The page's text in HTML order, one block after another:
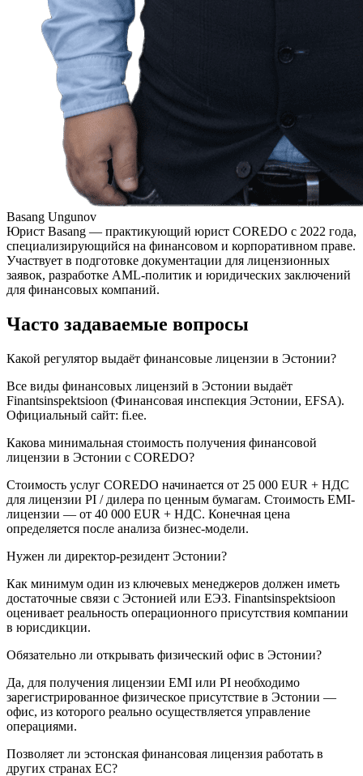
Basang Ungunov
Юрист Basang — практикующий юрист COREDO с 2022 года,
специализирующийся на финансовом и корпоративном праве.
Участвует в подготовке документации для лицензионных
заявок, разработке AML-политик и юридических заключений
для финансовых компаний.
Часто задаваемые вопросы
Какой регулятор выдаёт финансовые лицензии в Эстонии?
Все виды финансовых лицензий в Эстонии выдаёт
Finantsinspektsioon (Финансовая инспекция Эстонии, EFSA).
Официальный сайт: fi.ee.
Какова минимальная стоимость получения финансовой
лицензии в Эстонии с COREDO?
Стоимость услуг COREDO начинается от 25 000 EUR + НДС
для лицензии PI / дилера по ценным бумагам. Стоимость EMI-
лицензии — от 40 000 EUR + НДС. Конечная цена
определяется после анализа бизнес-модели.
Нужен ли директор-резидент Эстонии?
Как минимум один из ключевых менеджеров должен иметь
достаточные связи с Эстонией или ЕЭЗ. Finantsinspektsioon
оценивает реальность операционного присутствия компании
в юрисдикции.
Обязательно ли открывать физический офис в Эстонии?
Да, для получения лицензии EMI или PI необходимо
зарегистрированное физическое присутствие в Эстонии —
офис, из которого реально осуществляется управление
операциями.
Позволяет ли эстонская финансовая лицензия работать в
других странах ЕС?